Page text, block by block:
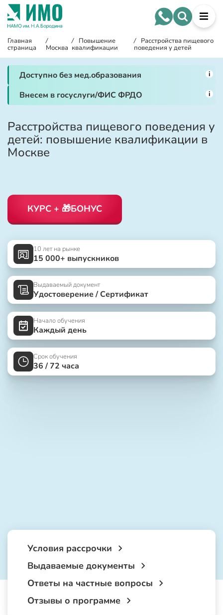
Главная
страница
/
Москва
/ Повышение
квалификации
/ Расстройства пищевого
поведения у детей
Доступно без мед.образования i
Внесем в госуслуги/ФИС ФРДО i
Расстройства пищевого поведения у
детей: повышение квалификации в
Москве
КУРС + 🎁БОНУС
10 лет на рынке
15 000+ выпускников
Выдаваемый документ
Удостоверение / Сертификат
Начало обучения
Каждый день
Срок обучения
36 / 72 часа
Условия рассрочки
Выдаваемые документы
Ответы на частные вопросы
Отзывы о программе